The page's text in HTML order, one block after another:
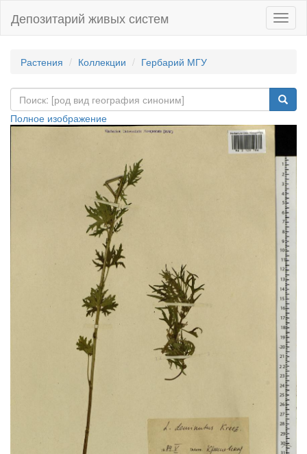
Депозитарий живых систем
Растения Коллекции Гербарий МГУ
Полное изображение